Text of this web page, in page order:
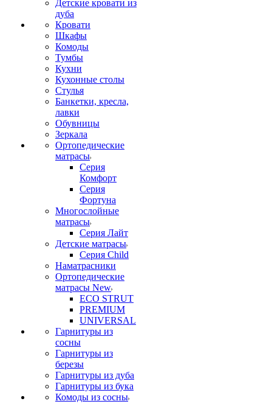
Детские кровати из
дуба
Кровати
Шкафы
Комоды
Тумбы
Кухни
Кухонные столы
Стулья
Банкетки, кресла,
лавки
Обувницы
Зеркала
Ортопедические
матрасы
Серия
Комфорт
Серия
Фортуна
Многослойные
матрасы
Серия Лайт
Детские матрасы
Серия Child
Наматрасники
Ортопедические
матрасы New
ECO STRUT
PREMIUM
UNIVERSAL
Гарнитуры из
сосны
Гарнитуры из
березы
Гарнитуры из дуба
Гарнитуры из бука
Комоды из сосны